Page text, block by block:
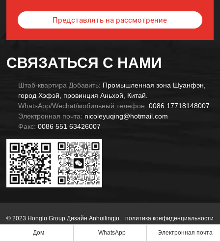
СВЯЗАТЬСЯ С НАМИ
Штаб-квартира Добавить: Промышленная зона Шуанфэн,
город Хэфэй, провинция Аньхой, Китай.
WhatsApp/Wechat/мобильный телефон: 0086 17718148007
Электронная почта: nicoleyuqing@hotmail.com
Факс: 0086 551 63426007
Представлять на рассмотрение
© 2023 Honglu Group Дизайн Anhuilingju. политика конфиденциальности
Дом WhatsApp Электронная почта